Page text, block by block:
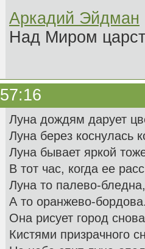
Аркадий Эйдман
Над Миром
Луна дождям дарует
Луна берез коснулась
Луна бывает яркой
В тот час, когда ее
Луна то палево-бледна,
А то оранжево-
Она рисует город снова
Кистями призрачного